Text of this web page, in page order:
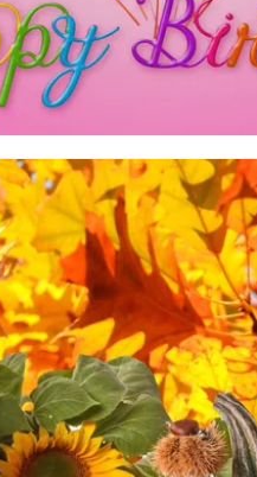
ホリデー 誕生日 バルーン
誕生日おめでとう